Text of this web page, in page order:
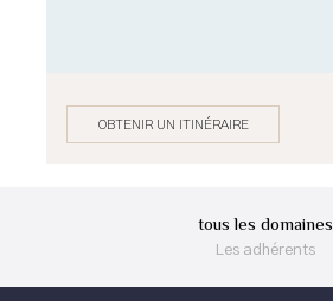
OBTENIR UN ITINÉRAIRE
tous les domaines
Les adhérents